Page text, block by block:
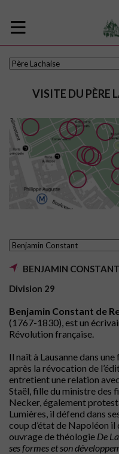
VISITE DU PÈRE
BENJAMIN CONSTANT
Division 29
Benjamin Constant de
(1767-1830), est un
Révolution française.
Il naît à Lausanne dans
après la révocation de
entretient une relation
Staël, fille du ministre des
Necker, également
Lumières, il défend dans
coup d’état de Napoléon
ouvrage de théologie De
ses formes et son